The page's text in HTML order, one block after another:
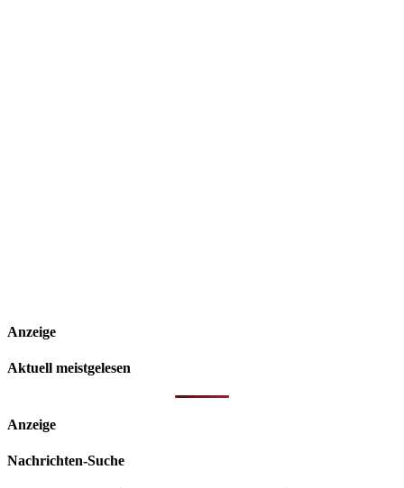
Anzeige
Aktuell meistgelesen
Anzeige
Nachrichten-Suche